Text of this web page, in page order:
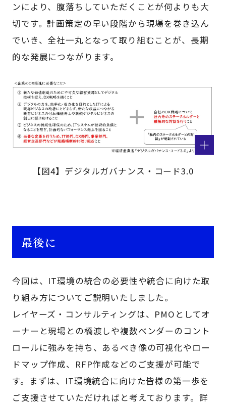
ンにより、腹落ちしていただくことが何よりも大
切です。計画策定の早い段階から現場を巻き込ん
でいき、全社一丸となって取り組むことが、長期
的な発展につながります。
【図4】デジタルガバナンス・コード3.0
最後に
今回は、IT環境の統合の必要性や統合に向けた取
り組み方についてご説明いたしました。
レイヤーズ・コンサルティングは、PMOとしてオ
ーナーと現場との橋渡しや複数ベンダーのコント
ロールに強みを持ち、あるべき像の可視化やロー
ドマップ作成、RFP作成などのご支援が可能で
す。まずは、IT環境統合に向けた皆様の第一歩を
ご支援させていただければと考えております。詳